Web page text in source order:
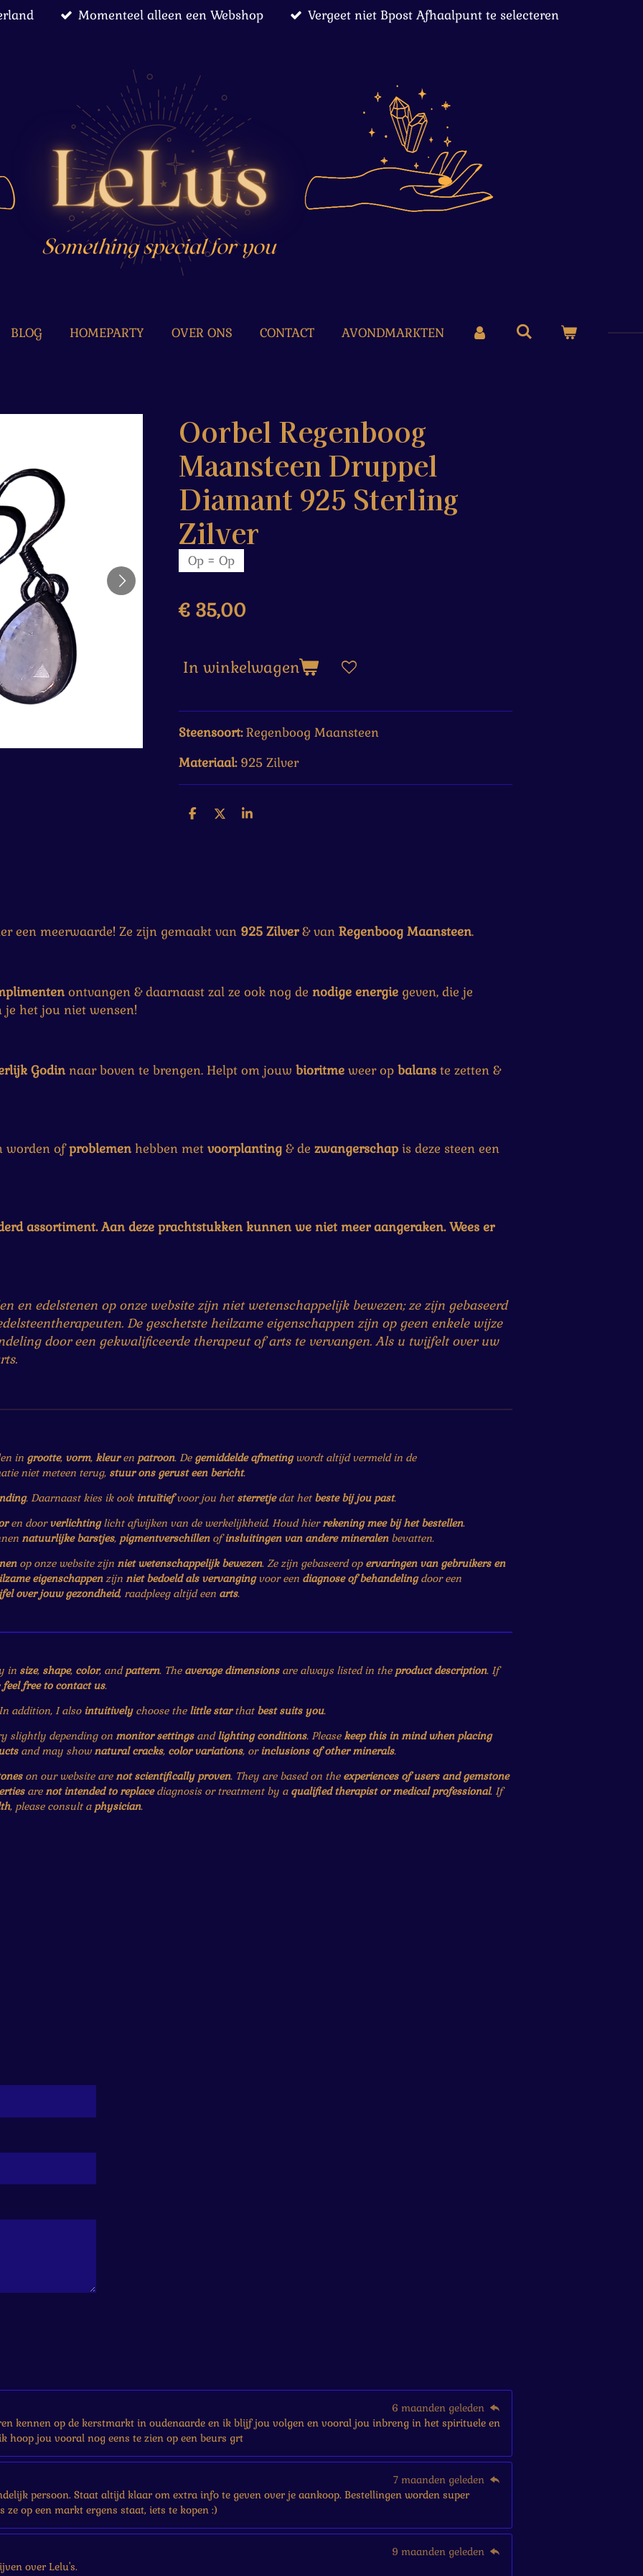
Momenteel alleen een Webshop Vergeet niet Bpost Afhaalpunt te selecteren
BLOG HOMEPARTY OVER ONS CONTACT AVONDMARKTEN
Oorbel Regenboog
Maansteen Druppel
Diamant 925 Sterling
Zilver
Op = Op
€ 35,00
In winkelwagen
Steensoort:Regenboog Maansteen
Materiaal: 925 Zilver
D
D
S
een meerwaarde! Ze zijn gemaakt van 925 Zilver& van Regenboog Maansteen.
ontvangen & daarnaast zal ze ook nog de nodige energie geven, die je
je het jou niet wensen!
Godinnaar boven te brengen. Helpt om jouw bioritme weer op balans te zetten &
worden ofproblemenhebben met voorplanting & de zwangerschap is deze steen een
assortiment. Aan deze prachtstukken kunnen we niet meer aangeraken. Wees er
en edelstenen op onze website zijn niet wetenschappelijk bewezen; ze zijn gebaseerd
De geschetste heilzame eigenschappen zijn op geen enkele wijze
door een gekwalificeerde therapeut of arts te vervangen. Als u twijfelt over uw
in grootte, vorm, kleuren patroon. De gemiddelde afmetingwordt altijd vermeld in de
niet meteen terug, stuur ons gerust een bericht.
. Daarnaast kies ik ook intuïtiefvoor jou het sterretjedat het beste bij jou past.
en doorverlichtinglicht afwijken van de werkelijkheid. Houd hierrekening mee bij het bestellen.
natuurlijke barstjes, pigmentverschillenofinsluitingen van andere mineralenbevatten.
op onze website zijn niet wetenschappelijk bewezen. Ze zijn gebaseerd op ervaringen van gebruikers en
eigenschappenzijn niet bedoeld als vervangingvoor een diagnose of behandelingdoor een
over jouw gezondheid, raadpleeg altijd een arts.
in size, shape, color, andpattern. The average dimensionsare always listed in the product description. If
feel free to contact us.
addition, I also intuitivelychoose the little starthat best suits you.
slightly depending on monitor settingsandlighting conditions. Pleasekeep this in mind when placing
and may shownatural cracks, color variations, orinclusions of other minerals.
on our website arenot scientifically proven. They are based on the experiences of users and gemstone
arenot intended to replacediagnosis or treatment by a qualified therapist or medical professional. If
, please consult a physician.
6 maanden geleden
kennen op de kerstmarkt in oudenaarde en ik blijf jou volgen en vooral jou inbreng in het spirituele en
hoop jou vooral nog eens te zien op een beurs grt
7 maanden geleden
persoon. Staat altijd klaar om extra info te geven over je aankoop. Bestellingen worden super
op een markt ergens staat, iets te kopen :)
9 maanden geleden
over Lelu's.